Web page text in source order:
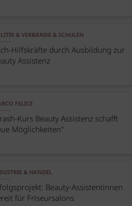
& VERBÄNDE & SCHULEN
Hilfskräfte durch Ausbildung zur
Assistenz
FELICE
Kurs Beauty Assistenz schafft
Möglichkeiten"
& HANDEL
Beauty-Assistentinnen
für Friseursalons